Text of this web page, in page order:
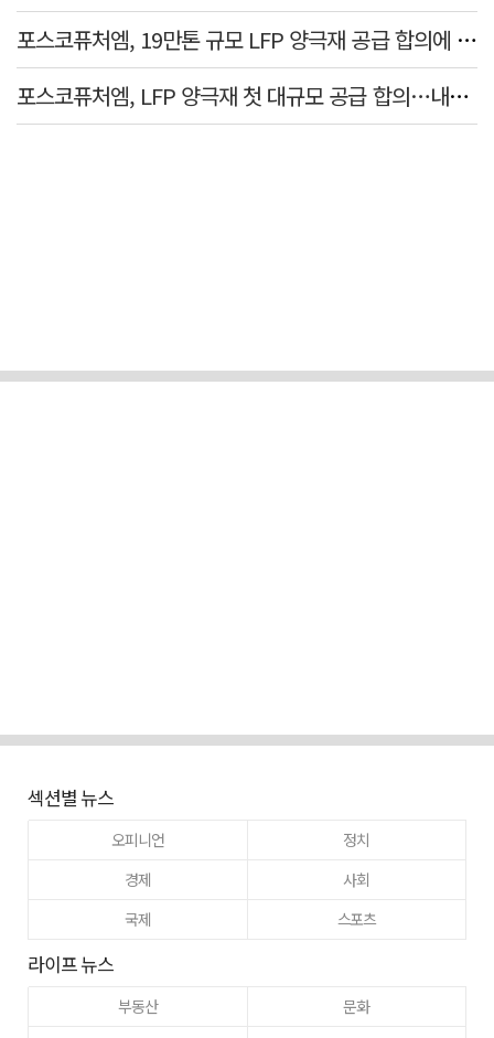
포스코퓨처엠, 19만톤 규모 LFP 양극재 공급 합의에 3%대 강세
포스코퓨처엠, LFP 양극재 첫 대규모 공급 합의…내년부터 6년간 19만t
섹션별 뉴스
오피니언
정치
경제
사회
국제
스포츠
라이프 뉴스
부동산
문화